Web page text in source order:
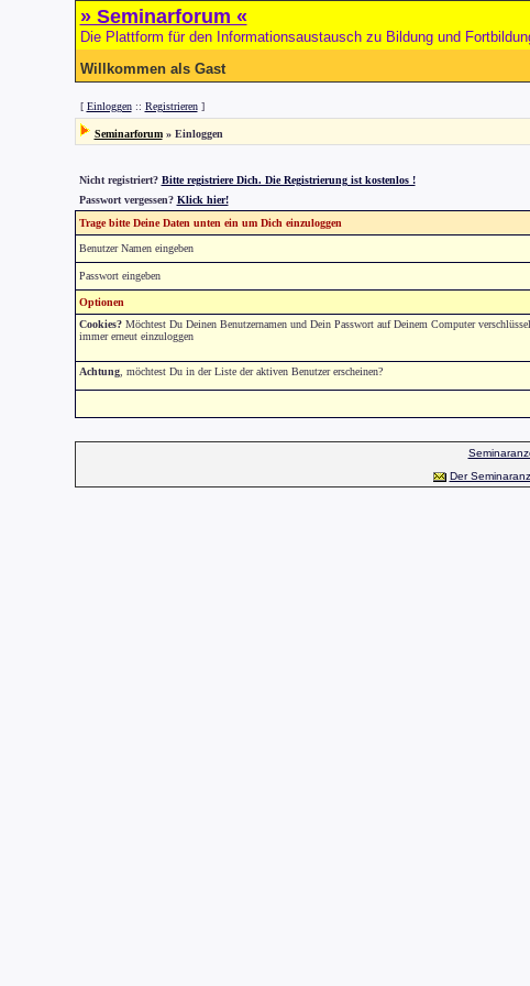
» Seminarforum «
Die Plattform für den Informationsaustausch zu Bildung und
Willkommen als Gast
[ Einloggen:: Registrieren]
Seminarforum» Einloggen
Nicht registriert? Bitte registriere Dich. Die Registrierung ist kostenlos !
Passwort vergessen? Klick hier!
Trage bitte Deine Daten unten ein um Dich einzuloggen
Benutzer Namen eingeben
Passwort eingeben
Optionen
Cookies?Möchtest Du Deinen Benutzernamen und Dein Passwort auf Deinem Computer
immer erneut einzuloggen
Achtung, möchtest Du in der Liste der aktiven Benutzer erscheinen?
Der